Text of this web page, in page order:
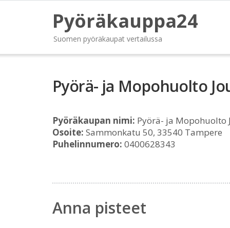
Pyöräkauppa24
Suomen pyöräkaupat vertailussa
Pyörä- ja Mopohuolto
Pyöräkaupan nimi: Pyörä- ja Mopohuolto
Osoite: Sammonkatu 50, 33540 Tampere
Puhelinnumero: 0400628343
Anna pisteet